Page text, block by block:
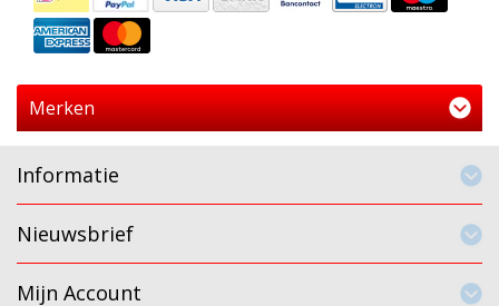
Merken
Informatie
Nieuwsbrief
Mijn Account